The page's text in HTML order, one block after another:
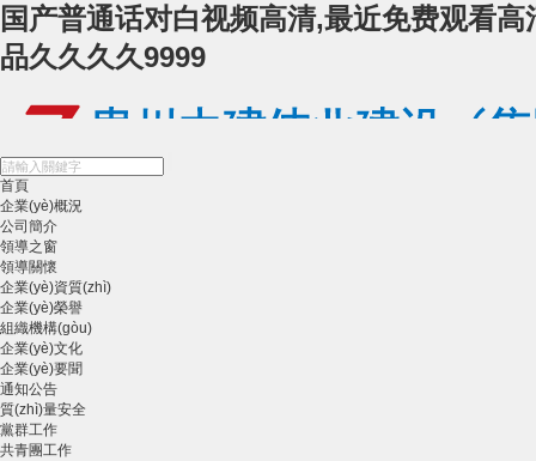
国产普通话对白视频高清,最近免费观看
品久久久久9999
首頁
企業(yè)概況
公司簡介
領導之窗
領導關懷
企業(yè)資質(zhì)
企業(yè)榮譽
組織機構(gòu)
企業(yè)文化
企業(yè)要聞
通知公告
質(zhì)量安全
黨群工作
共青團工作